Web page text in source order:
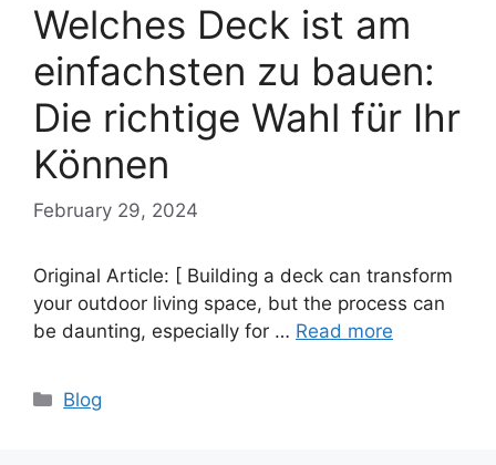
Welches Deck ist am
einfachsten zu bauen:
Die richtige Wahl für Ihr
Können
February 29, 2024
Original Article: [ Building a deck can transform
your outdoor living space, but the process can
be daunting, especially for … Read more
Categories
Blog